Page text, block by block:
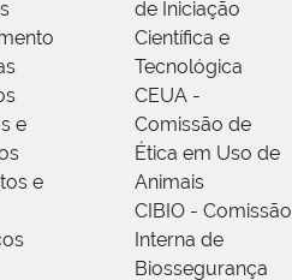
e
e
de Iniciação
Científica e
Tecnológica
CEUA -
Comissão de
Ética em Uso de
Animais
CIBIO - Comissão
Interna de
Biossegurança